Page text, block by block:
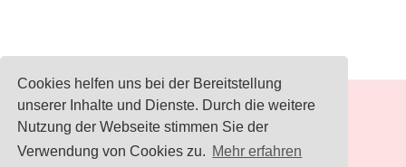
Cookies helfen uns bei der Bereitstellung
unserer Inhalte und Dienste. Durch die weitere
Nutzung der Webseite stimmen Sie der
Verwendung von Cookies zu. Mehr erfahren
IMPRESSUM